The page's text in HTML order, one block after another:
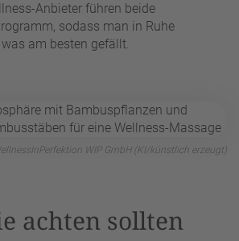
Anbieter führen beide
sodass man in Ruhe
am besten gefällt.
WIP GmbH (KI/künstlich erzeugt)
achten sollten